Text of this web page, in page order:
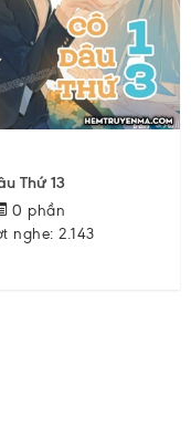
Thứ 13
0 phần
nghe: 2.143